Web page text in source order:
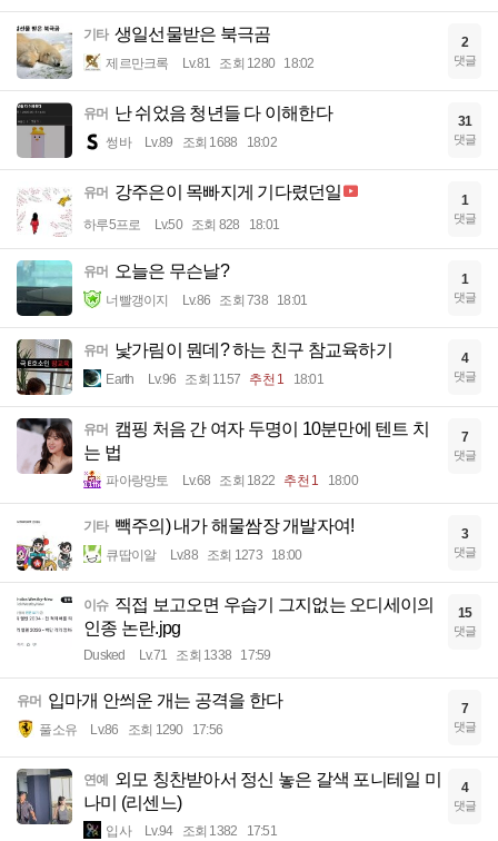
기타 생일선물받은 북극곰
제르만크록 Lv.81 조회 1280 18:02
2
댓글
유머 난 쉬었음 청년들 다 이해한다
썽바 Lv.89 조회 1688 18:02
31
댓글
유머 강주은이 목빠지게 기다렸던일
하루5프로 Lv.50 조회 828 18:01
1
댓글
유머 오늘은 무슨날?
너빨갱이지 Lv.86 조회 738 18:01
1
댓글
유머 낯가림이 뭔데? 하는 친구 참교육하기
Earth Lv.96 조회 1157 추천 1 18:01
4
댓글
유머 캠핑 처음 간 여자 두명이 10분만에 텐트 치
는 법
파아랑망토 Lv.68 조회 1822 추천 1 18:00
7
댓글
기타 빽주의) 내가 해물쌈장 개발자여!
큐땁이알 Lv.88 조회 1273 18:00
3
댓글
이슈 직접 보고오면 우습기 그지없는 오디세이의
인종 논란.jpg
Dusked Lv.71 조회 1338 17:59
15
댓글
유머 입마개 안씌운 개는 공격을 한다
풀소유 Lv.86 조회 1290 17:56
7
댓글
연예
외모 칭찬받아서 정신 놓은 갈색 포니테일 미
나미 (리센느)
입사 Lv.94 조회 1382 17:51
4
댓글